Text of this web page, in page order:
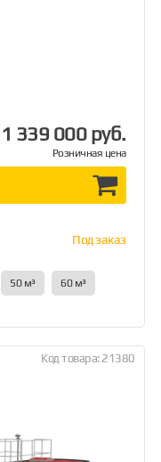
1 339 000 руб.
Розничная цена
Под заказ
50 м³ 60 м³
Код товара: 21380